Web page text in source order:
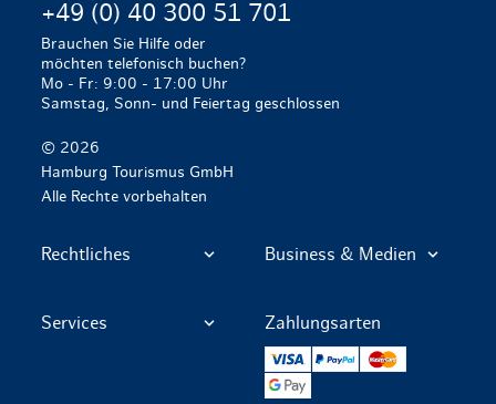
+49 (0) 40 300 51 701
Brauchen Sie Hilfe oder
möchten telefonisch buchen?
Mo - Fr: 9:00 - 17:00 Uhr
Samstag, Sonn- und Feiertag geschlossen
© 2026
Hamburg Tourismus GmbH
Alle Rechte vorbehalten
Rechtliches Business & Medien
Services Zahlungsarten
PayPal